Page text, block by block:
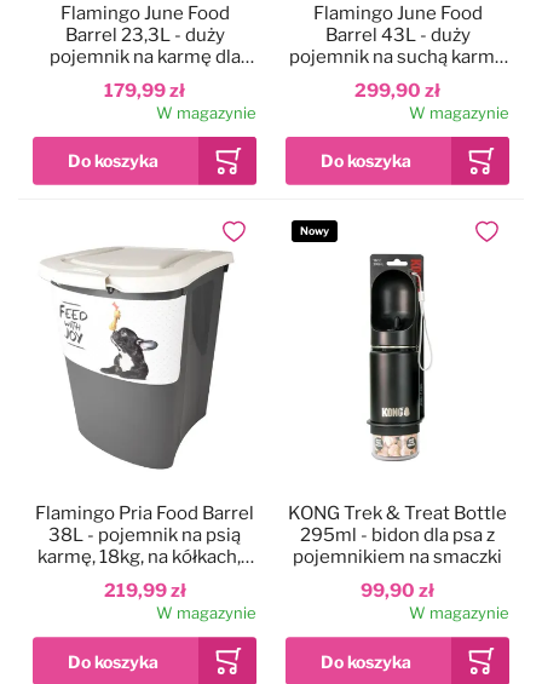
179,99 zł
Flamingo June Food
Barrel 23,3L - duży
pojemnik na karmę dla
psa, z łopatką
W magazynie
299,90 zł
Flamingo June Food
Barrel 43L - duży
pojemnik na suchą karmę
dla psa, z łopatką
W magazynie
219,99 zł
Flamingo Pria Food Barrel
38L - pojemnik na psią
karmę, 18kg, na kółkach, z
miarką
W magazynie
Dodaj do ulubionych
Nowy
99,90 zł
KONG Trek & Treat Bottle
295ml - bidon dla psa z
pojemnikiem na smaczki
W magazynie
Dodaj